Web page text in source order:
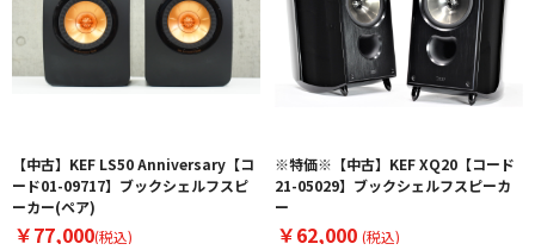
【中古】KEF LS50 Anniversary【コ
ード01-09717】ブックシェルフスピ
ーカー(ペア)
￥77,000(税込)
※特価※【中古】KEF XQ20【コード
21-05029】ブックシェルフスピーカ
ー
￥62,000 (税込)